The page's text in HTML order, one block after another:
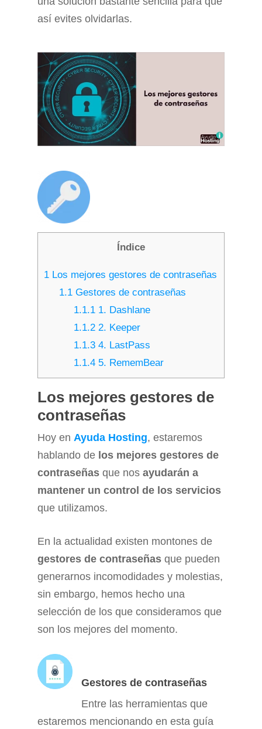
así evites olvidarlas.
Índice
1 Los mejores gestores de contraseñas
1.1Gestores de contraseñas
1.1.1 1. Dashlane
1.1.2 2. Keeper
1.1.3 4. LastPass
1.1.4 5. RememBear
Los mejores gestores de
contraseñas
Hoy en Ayuda Hosting, estaremos
hablando de los mejores gestores de
contraseñas que nos ayudarán a
mantener un control de los servicios
que utilizamos.
En la actualidad existen montones de
gestores de contraseñas que pueden
generarnos incomodidades y molestias,
sin embargo, hemos hecho una
selección de los que consideramos que
son los mejores del momento.
Gestores de contraseñas
Entre las herramientas que
estaremos mencionando en esta guía